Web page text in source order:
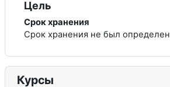
Цель
Срок хранения
Срок хранения не был определен
Курсы